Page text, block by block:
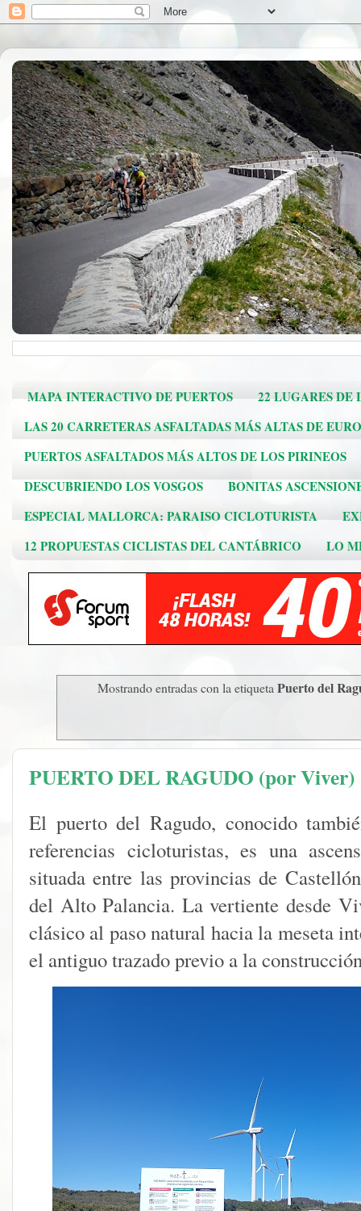
MAPA INTERACTIVO DE PUERTOS
22 LUGARES DE
LAS 20 CARRETERAS ASFALTADAS MÁS ALTAS DE
PUERTOS ASFALTADOS MÁS ALTOS DE LOS PIRINEOS
DESCUBRIENDO LOS VOSGOS
BONITAS
ESPECIAL MALLORCA: PARAISO CICLOTURISTA
12 PROPUESTAS CICLISTAS DEL CANTÁBRICO
LO
Mostrando entradas con la etiquetaPuerto del
PUERTO DEL RAGUDO (por Viver)
El puerto del Ragudo, conocido
referencias cicloturistas, es una
situada entre las provincias de
del Alto Palancia. La vertiente desde
clásico al paso natural hacia la meseta
el antiguo trazado previo a la